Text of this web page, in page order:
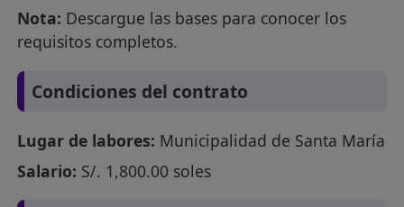
Nota: Descargue las bases para conocer los
requisitos completos.
Condiciones del contrato
Lugar de labores: Municipalidad de Santa María
Salario: S/. 1,800.00 soles